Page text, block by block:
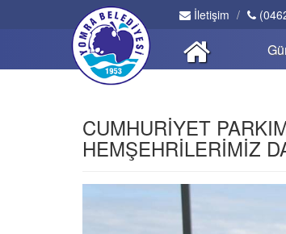
İletişim
CUMHURİYET
HEMŞEHRİLERİMİZ